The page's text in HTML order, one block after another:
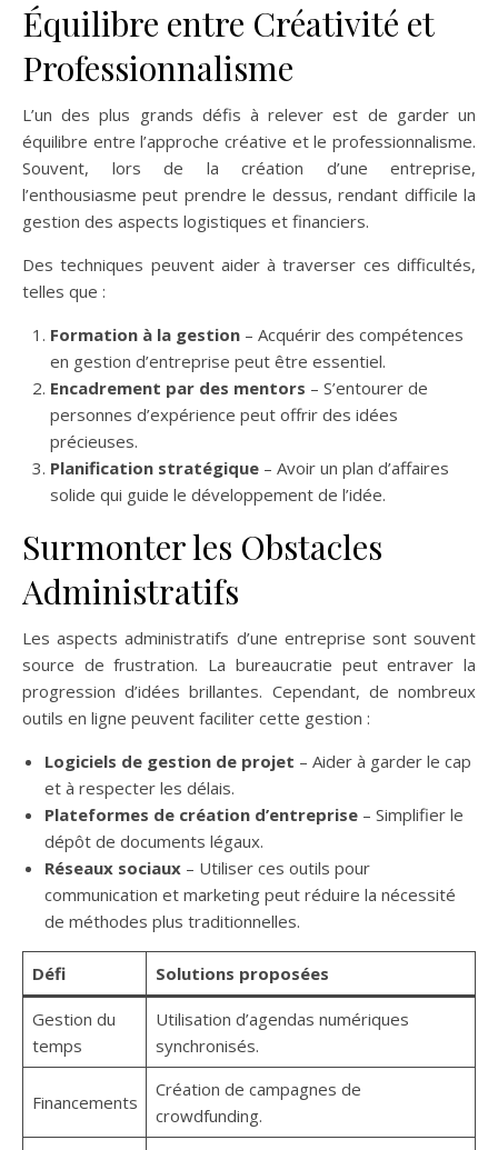
Équilibre entre Créativité et
Professionnalisme
L’un des plus grands défis à relever est de garder un
équilibre entre l’approche créative et le professionnalisme.
Souvent, lors de la création d’une entreprise,
l’enthousiasme peut prendre le dessus, rendant difficile la
gestion des aspects logistiques et financiers.
Des techniques peuvent aider à traverser ces difficultés,
telles que :
Formation à la gestion – Acquérir des compétences
en gestion d’entreprise peut être essentiel.
Encadrement par des mentors – S’entourer de
personnes d’expérience peut offrir des idées
précieuses.
Planification stratégique – Avoir un plan d’affaires
solide qui guide le développement de l’idée.
Surmonter les Obstacles
Administratifs
Les aspects administratifs d’une entreprise sont souvent
source de frustration. La bureaucratie peut entraver la
progression d’idées brillantes. Cependant, de nombreux
outils en ligne peuvent faciliter cette gestion :
Logiciels de gestion de projet – Aider à garder le cap
et à respecter les délais.
Plateformes de création d’entreprise – Simplifier le
dépôt de documents légaux.
Réseaux sociaux – Utiliser ces outils pour
communication et marketing peut réduire la nécessité
de méthodes plus traditionnelles.
Défi Solutions proposées
Gestion du
temps
Utilisation d’agendas numériques
synchronisés.
Financements
Création de campagnes de
crowdfunding.